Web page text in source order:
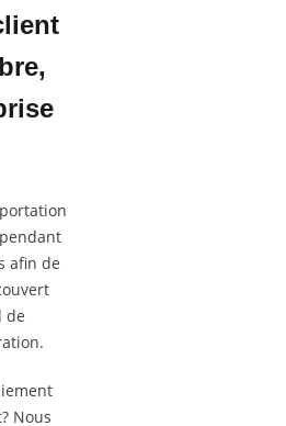
afin de
de
Nous